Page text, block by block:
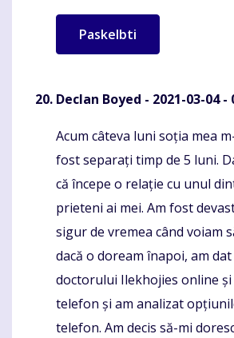
Declan Boyed - 2021-03-04 -
Komentaras
Acum câteva luni soția mea
fost separați timp de 5 luni.
că începe o relație cu unul
prieteni ai mei. Am fost
sigur de vremea când voiam
dacă o doream înapoi, am
doctorului Ilekhojies online
telefon și am analizat
telefon. Am decis să-mi